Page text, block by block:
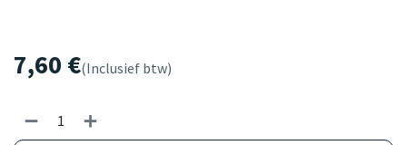
7,60 €(Inclusief btw)